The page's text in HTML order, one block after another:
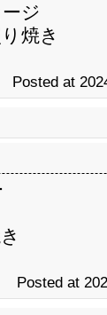
ジ
焼き
Posted at
Posted at